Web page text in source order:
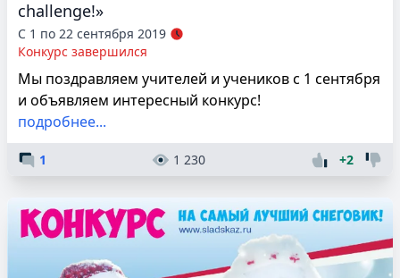
challenge!»
С 1 по 22 сентября 2019
Конкурс завершился
Мы поздравляем учителей и учеников с 1 сентября
и объявляем интересный конкурс!
подробнее...
1 1 230 +2